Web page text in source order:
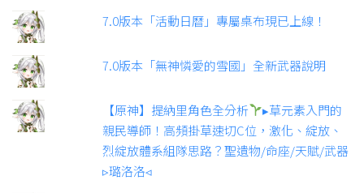
7.0版本「活動日曆」專屬桌布現已上線！
7.0版本「無神憐愛的雪國」全新武器說明
【原神】提納里角色全分析
▸草元素入門的
親民導師！高頻掛草速切C位，激化、綻放、
烈綻放體系組隊思路？聖遺物/命座/天賦/武器
▹璐洛洛◃